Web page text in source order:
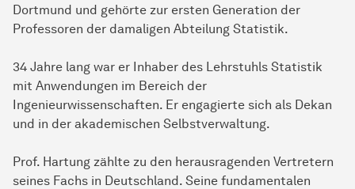
Dortmund und gehörte zur ersten Generation der
Professoren der damaligen Abteilung Statistik.
34 Jahre lang war er Inhaber des Lehrstuhls Statistik
mit Anwendungen im Bereich der
Ingenieurwissenschaften. Er engagierte sich als Dekan
und in der akademischen Selbstverwaltung.
Prof. Hartung zählte zu den herausragenden Vertretern
seines Fachs in Deutschland. Seine fundamentalen